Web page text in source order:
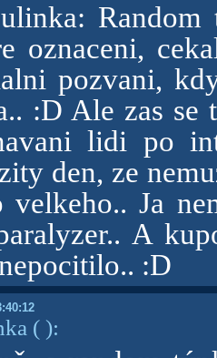
oznaceni,
pozvani,
:D Ale zas
lidi po
den, ze
velkeho.. Ja
A
:D
( ):